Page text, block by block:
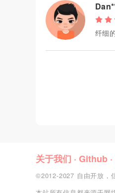
纤细
关于我们 · Github ·
©2012-2027 自由开放，